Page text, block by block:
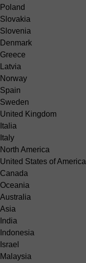
Poland
Slovakia
Slovenia
Denmark
Greece
Latvia
Norway
Spain
Sweden
United Kingdom
Italia
Italy
North America
United States of America
Canada
Oceania
Australia
Asia
India
Indonesia
Israel
Malaysia